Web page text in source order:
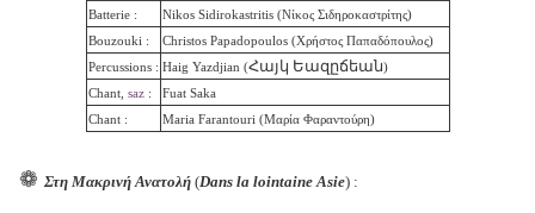
Batterie :
Nikos Sidirokastritis (Νίκος Σιδηροκαστρίτης)
Bouzouki :
Christos Papadopoulos (Χρήστος Παπαδόπουλος)
Percussions : Haig Yazdjian (Հայկ Եազըճեան)
Chant, saz:
Fuat Saka
Chant :
Maria Farantouri (Μαρία Φαραντούρη)
❁ Στη Μακρινή Ανατολή (Dans la lointaine Asie) :